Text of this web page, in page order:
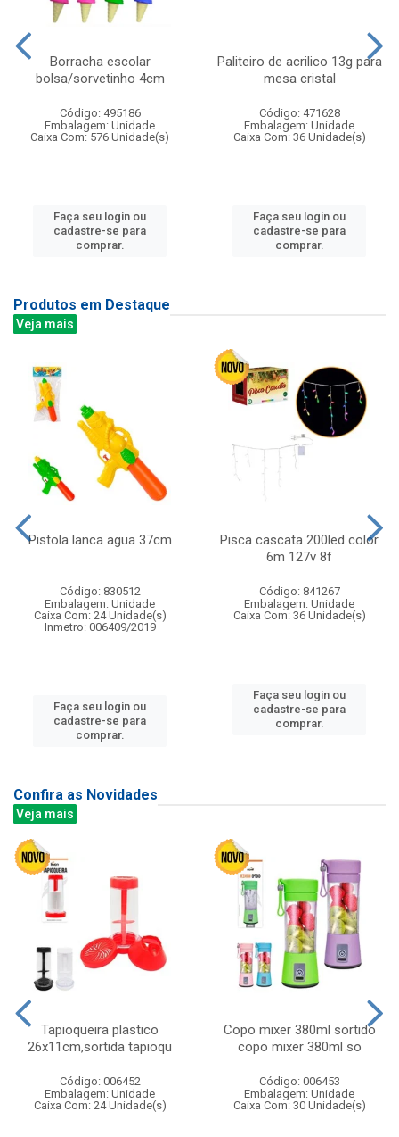
Borracha escolar
bolsa/sorvetinho 4cm
Código: 495186
Embalagem: Unidade
Caixa Com: 576 Unidade(s)
Faça seu login ou
cadastre-se para
comprar.
Paliteiro de acrilico 13g para
mesa cristal
Código: 471628
Embalagem: Unidade
Caixa Com: 36 Unidade(s)
Faça seu login ou
cadastre-se para
comprar.
Produtos em Destaque
Veja mais
Pistola lanca agua 37cm
Código: 830512
Embalagem: Unidade
Caixa Com: 24 Unidade(s)
Inmetro: 006409/2019
Faça seu login ou
cadastre-se para
comprar.
Pisca cascata 200led color
6m 127v 8f
Código: 841267
Embalagem: Unidade
Caixa Com: 36 Unidade(s)
Faça seu login ou
cadastre-se para
comprar.
Confira as Novidades
Veja mais
Tapioqueira plastico
26x11cm,sortida tapioqu
Código: 006452
Embalagem: Unidade
Caixa Com: 24 Unidade(s)
Copo mixer 380ml sortido
copo mixer 380ml so
Código: 006453
Embalagem: Unidade
Caixa Com: 30 Unidade(s)